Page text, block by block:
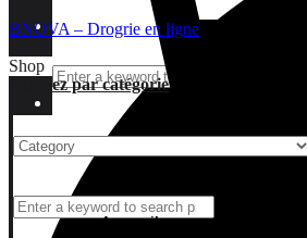
Accueil
Shop
Achetez par catégorie
Accueil
BNOVA – Drogrie en ligne